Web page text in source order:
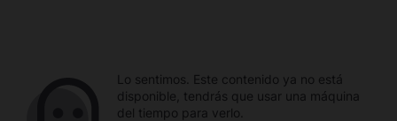
Lo sentimos. Este contenido ya no está
disponible, tendrás que usar una máquina
del tiempo para verlo.